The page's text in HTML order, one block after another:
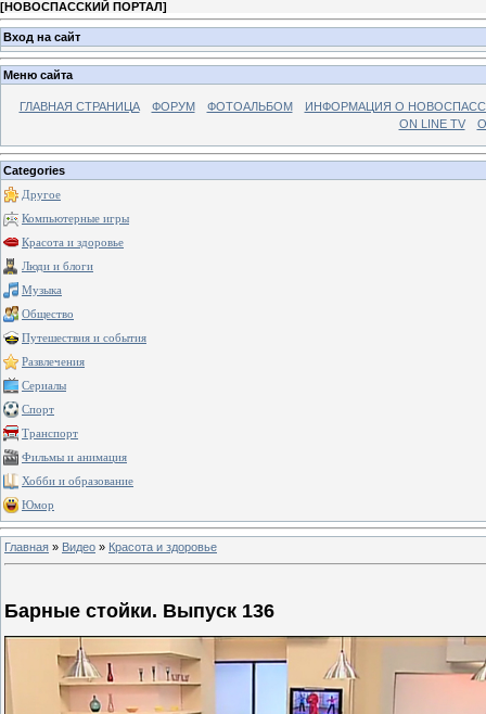
[НОВОСПАССКИЙ ПОРТАЛ]
Вход на сайт
Меню сайта
ГЛАВНАЯ СТРАНИЦА ФОРУМ ФОТОАЛЬБОМ
ИНФОРМАЦИЯ О
ON LINE TV
Categories
Другое
Компьютерные игры
Красота и здоровье
Люди и блоги
Музыка
Общество
Путешествия и события
Развлечения
Сериалы
Спорт
Транспорт
Фильмы и анимация
Хобби и образование
Юмор
Главная » Видео » Красота и здоровье
Барные стойки. Выпуск 136